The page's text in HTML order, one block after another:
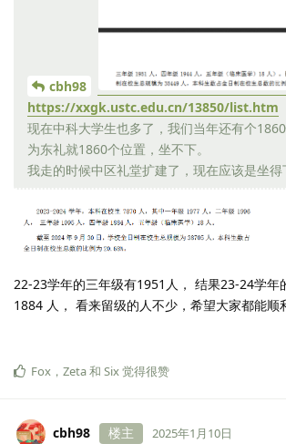
cbh98
https://xxgk.ustc.edu.cn/13850/list.htm
现在中科大学生也多了，我们当年还有个
为东礼就1860个位置，坐不下。
我走的时候中区礼堂扩建了，现在应该是坐得
22-23学年的三年级有1951人， 结果23-24学年
1884 人， 看来留级的人不少，希望大家都能顺
Fox ， Zeta和 Six觉得很赞
cbh98 楼主 2025年1月10日